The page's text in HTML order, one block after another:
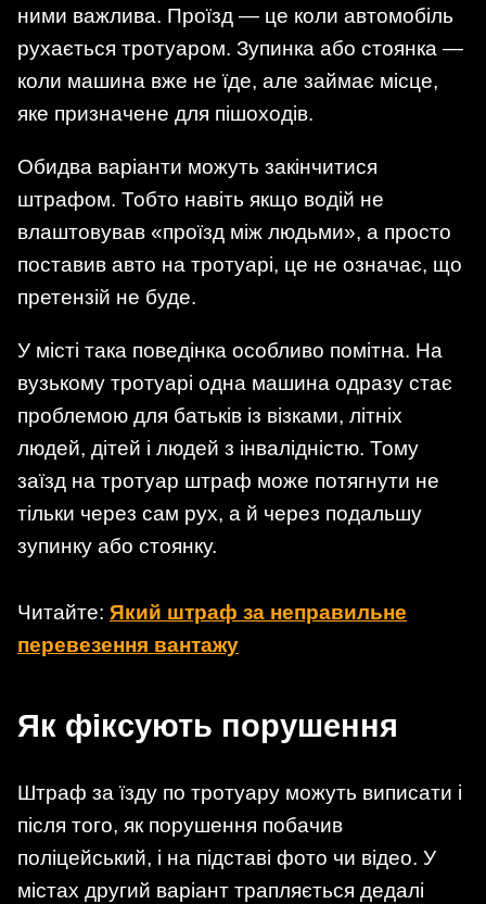
ними важлива. Проїзд — це коли автомобіль
рухається тротуаром. Зупинка або стоянка —
коли машина вже не їде, але займає місце,
яке призначене для пішоходів.
Обидва варіанти можуть закінчитися
штрафом. Тобто навіть якщо водій не
влаштовував «проїзд між людьми», а просто
поставив авто на тротуарі, це не означає, що
претензій не буде.
У місті така поведінка особливо помітна. На
вузькому тротуарі одна машина одразу стає
проблемою для батьків із візками, літніх
людей, дітей і людей з інвалідністю. Тому
заїзд на тротуар штраф може потягнути не
тільки через сам рух, а й через подальшу
зупинку або стоянку.
Читайте: Який штраф за неправильне
перевезення вантажу
Як фіксують порушення
Штраф за їзду по тротуару можуть виписати і
після того, як порушення побачив
поліцейський, і на підставі фото чи відео. У
містах другий варіант трапляється дедалі